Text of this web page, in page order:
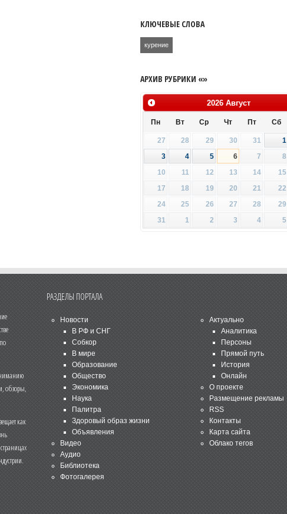
КЛЮЧЕВЫЕ СЛОВА
курение
АРХИВ РУБРИКИ «»
2026 Август
Пн Вт Ср Чт Пт Сб
27 28 29 30 31 1
3
4 5 6 7 8
10
11 12 13 14 15
17
18 19 20 21 22
24
25 26 27 28 29
31
1 2 3 4 5
обзоры,
как
РАЗДЕЛЫ ПОРТАЛА
Новости
В РФ и СНГ
Собкор
В мире
Образование
Общество
Экономика
Наука
Палитра
Здоровый образ жизни
Объявления
Видео
Аудио
Библиотека
Фотогалерея
Актуально
Аналитика
Персоны
Прямой путь
История
Онлайн
О проекте
Размещение рекламы
RSS
Контакты
Карта сайта
Облако тегов